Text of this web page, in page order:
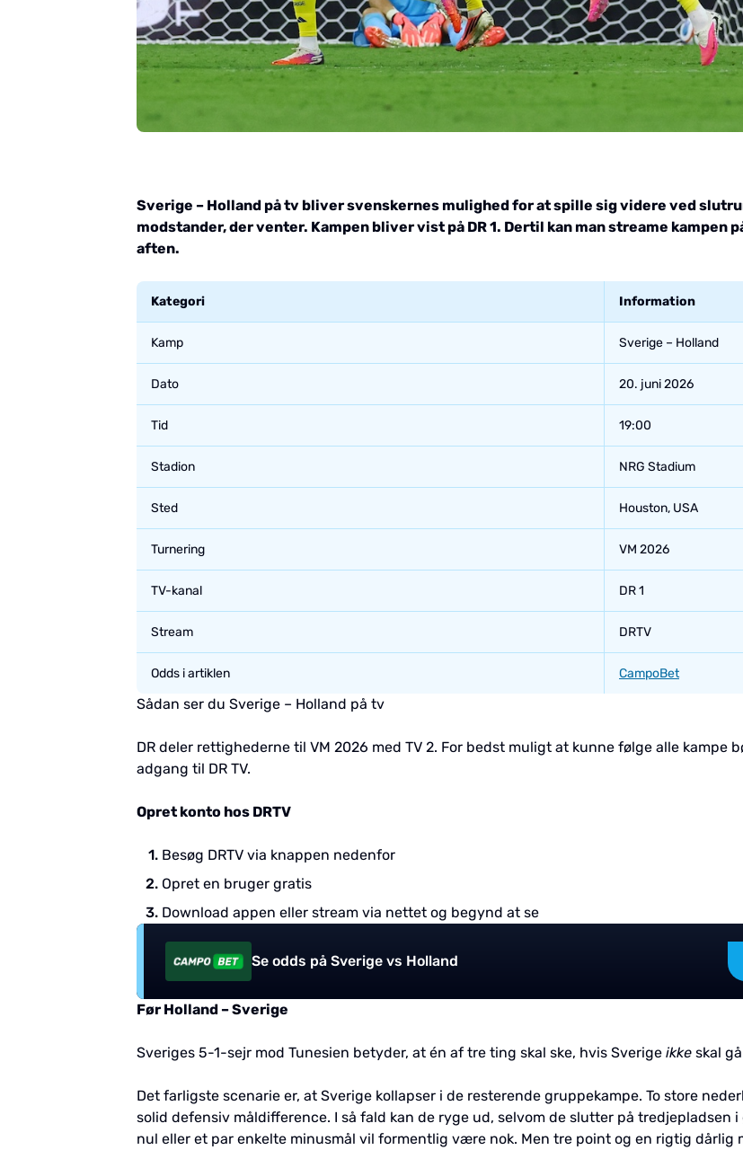
Sverige – Holland på tv bliver svenskernes mulighed for at spille sig videre ved
modstander, der venter. Kampen bliver vist på DR 1. Dertil kan man streame kampen
aften.
Kategori Information
Kamp Sverige – Holland
Dato 20. juni 2026
Tid 19:00
Stadion NRG Stadium
Sted Houston, USA
Turnering VM 2026
TV-kanal DR 1
Stream DRTV
Odds i artiklen CampoBet
Sådan ser du Sverige – Holland på tv
DR deler rettighederne til VM 2026 med TV 2. For bedst muligt at kunne følge alle kampe
adgang til DR TV.
Opret konto hos DRTV
Besøg DRTV via knappen nedenfor
Opret en bruger gratis
Download appen eller stream via nettet og begynd at se
Se odds på Sverige vs Holland
Før Holland – Sverige
Sveriges 5-1-sejr mod Tunesien betyder, at én af tre ting skal ske, hvis Sverige ikke skal
Det farligste scenarie er, at Sverige kollapser i de resterende gruppekampe. To store
solid defensiv måldifference. I så fald kan de ryge ud, selvom de slutter på tredjepladsen
nul eller et par enkelte minusmål vil formentlig være nok. Men tre point og en rigtig dårlig